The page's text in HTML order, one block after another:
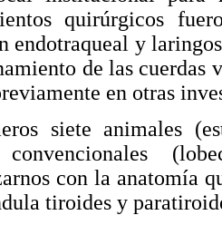
quirúrgicos
endotraqueal y
de las cuerdas
en otras
siete animales
convencionales
con la anatomía
tiroides y